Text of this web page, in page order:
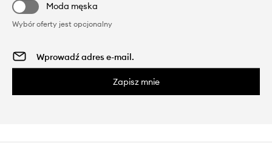
Moda męska
Wybór oferty jest opcjonalny
Zapisz mnie